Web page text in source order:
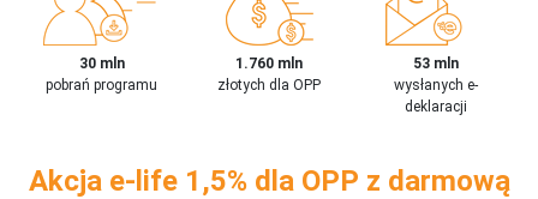
30 mln
pobrań programu
1.760 mln
złotych dla OPP
53 mln
wysłanych e-
deklaracji
Akcja e-life 1,5% dla OPP z darmową